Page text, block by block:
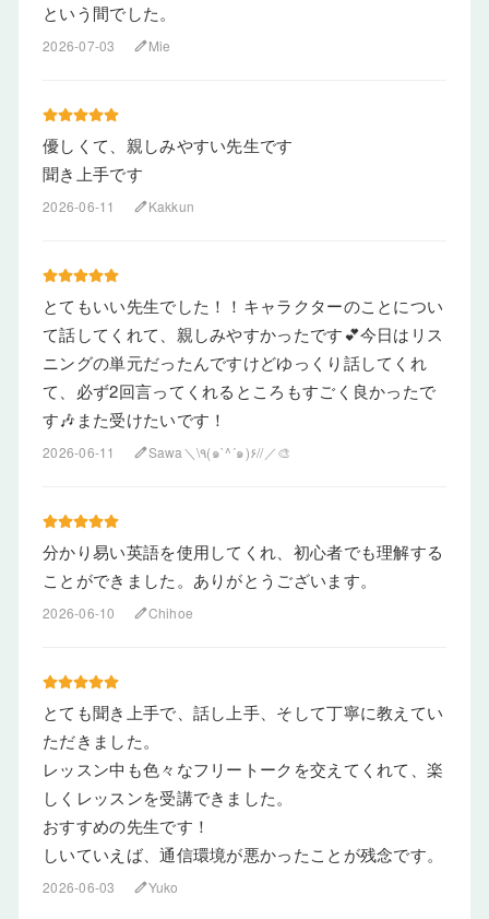
という間でした。
2026-07-03 editMie
優しくて、親しみやすい先生です
聞き上手です
2026-06-11 editKakkun
とてもいい先生でした！！キャラクターのことについ
て話してくれて、親しみやすかったです💕今日はリス
ニングの単元だったんですけどゆっくり話してくれ
て、必ず2回言ってくれるところもすごく良かったで
す🎶また受けたいです！
2026-06-11 edit Sawa＼\٩(๑`^´๑)۶//／🎨
分かり易い英語を使用してくれ、初心者でも理解する
ことができました。ありがとうございます。
2026-06-10 editChihoe
とても聞き上手で、話し上手、そして丁寧に教えてい
ただきました。
レッスン中も色々なフリートークを交えてくれて、楽
しくレッスンを受講できました。
おすすめの先生です！
しいていえば、通信環境が悪かったことが残念です。
2026-06-03 editYuko